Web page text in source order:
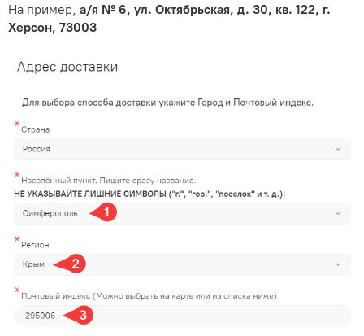
На пример, а/я № 6, ул. Октябрьская, д. 30, кв. 122, г.
Херсон, 73003